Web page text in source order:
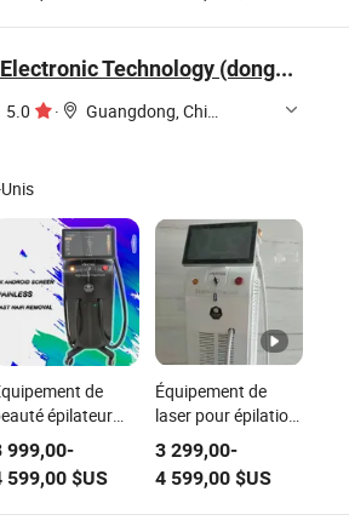
808nm Laser Diode
Chengji Electronic Technology (dongguan) Co., Ltd.
5.0 · Guangdong, China
de
épilateur
esthétique
modulaire de haute
Asopran
999,00-
599,00$US
Équipement de
laser pour épilation
professionnelle
pour salon de
beauté
3 299,00-
4 599,00$US